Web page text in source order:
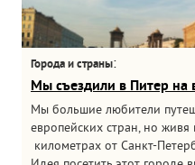
Города и страны:
Мы съездили в Питер на
Мы большие любители
европейских стран, но живя
километрах от Санкт-